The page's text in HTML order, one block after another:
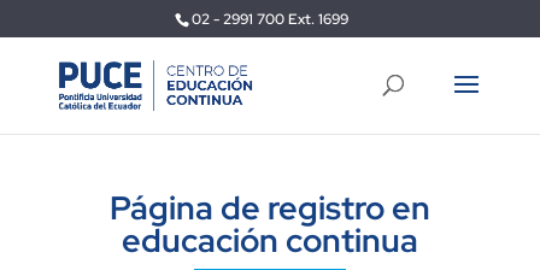
02 - 2991 700 Ext. 1699
Página de registro en
educación continua